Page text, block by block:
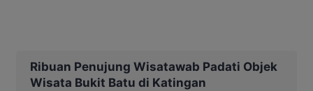
Ribuan Penujung Wisatawab Padati Objek
Wisata Bukit Batu di Katingan